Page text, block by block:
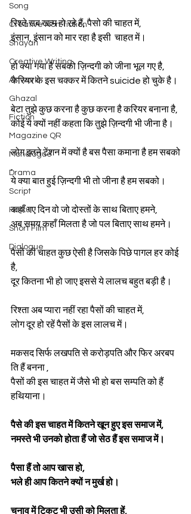
Song
Creative Non-fiction
Shayari
Creative Writing
Artwork
Ghazal
Fiction
Magazine QR
Monologue
Drama
Script
Haiku
Short Film
Dialogue
रिश्ते सब खत्म हो रहे हैं, पैसो की चाहत में,
इंसान, इंसान को मार रहा है इसी  चाहत में।
हो क्या गया है सबको ज़िन्दगी को जीना भूल गए है,
कैरियर के इस चक्कर में कितने suicide हो चुके है।
बेटा तुझे कुछ करना है कुछ करना है करियर बनाना है,
कोई ये क्यों नहीं कहता कि तुझे ज़िन्दगी भी जीना है।
लोग इतने टेंशन में क्यों है बस पैसा कमाना है हम सबको
ये क्या बात हुई ज़िन्दगी भी तो जीना है हम सबको।
कहाँ गए दिन वो जो दोस्तों के साथ बिताए हमने,
अब समय कहाँ मिलता है जो पल बिताए साथ हमने।
पैसों की चाहत कुछ ऐसी है जिसके पिछे पागल हर कोई
है,
दूर कितना भी हो जाए इससे ये लालच बहुत बड़ी है।
रिश्ता अब प्यारा नहीं रहा पैसों की चाहत में,
लोग दूर हो रहें पैसों के इस लालच में।
मकसद सिर्फ लखपति से करोड़पति और फिर अरबप
ति हैं बनना ,
पैसों की इस चाहत में जैसे भी हो बस सम्पति को हैं
हथियाना।
पैसे की इस चाहत में कितने खून हुए इस समाज में,
नमस्ते भी उनको होता हैं जो सेठ हैं इस समाज में।
पैसा हैं तो आप खास हो,
भले ही आप कितने क्यों न मुर्ख हो।
चुनाव में टिकट भी उसी को मिलता हें,